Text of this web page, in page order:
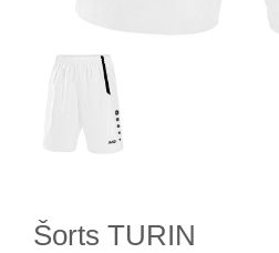
Šorts TURIN